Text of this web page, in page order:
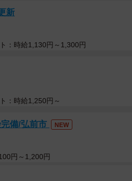
新
：時給1,130円～1,300円
：時給1,250円～
備/弘前市 NEW
円～1,200円